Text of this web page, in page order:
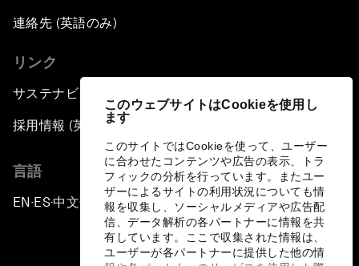
このウェブサイトはCookieを使用し
ます
このサイトではCookieを使って、ユーザー
に合わせたコンテンツや広告の表示、トラ
フィックの分析を行っています。またユー
ザーによるサイトの利用状況についても情
報を収集し、ソーシャルメディアや広告配
信、データ解析の各パートナーに情報を共
有しています。ここで収集された情報は、
ユーザーが各パートナーに提供した他の情
連絡先 (英語のみ)
リンク
サステナビリティへの取り組み
採用情報 (英語のみ)
言語
EN ▪ ES▪中文▪ 日本語